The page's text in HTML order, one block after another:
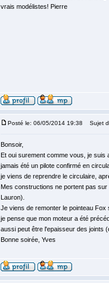
vrais modélistes! Pierre
Posté le: 06/05/2014 19:38 Sujet
Bonsoir,
Et oui surement comme vous, je suis
jamais été un pilote confirmé en
je viens de reprendre le circulaire,
Mes constructions ne portent pas
Lauron).
Je viens de remonter le pointeau Fox
je pense que mon moteur a été
aussi peut être l'epaisseur des joints
Bonne soirée, Yves